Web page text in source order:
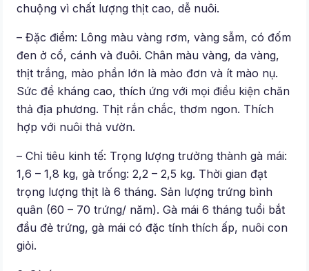
chuộng vì chất lượng thịt cao, dễ nuôi.
– Đặc điểm: Lông màu vàng rơm, vàng sẫm, có đốm
đen ở cổ, cánh và đuôi. Chân màu vàng, da vàng,
thịt trắng, mào phần lớn là mào đơn và ít mào nụ.
Sức đề kháng cao, thích ứng với mọi điều kiện chăn
thả địa phương. Thịt rắn chắc, thơm ngon. Thích
hợp với nuôi thả vườn.
– Chỉ tiêu kinh tế: Trọng lượng trưởng thành gà mái:
1,6 – 1,8 kg, gà trống: 2,2 – 2,5 kg. Thời gian đạt
trọng lượng thịt là 6 tháng. Sản lượng trứng bình
quân (60 – 70 trứng/ năm). Gà mái 6 tháng tuổi bắt
đầu đẻ trứng, gà mái có đặc tính thích ấp, nuôi con
giỏi.